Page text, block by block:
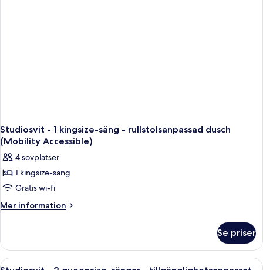
Studiosvit - 1 kingsize-säng - rullstolsanpassad dusch
(Mobility Accessible)
4 sovplatser
1 kingsize-säng
Gratis wi-fi
Mer information
Mer
-
Se priser
Öppna
Ett modernt hotellrum med två